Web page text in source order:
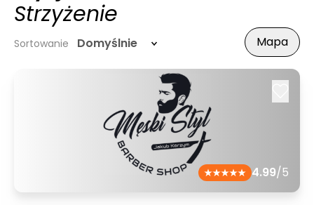
Strzyżenie
Sortowanie Domyślnie Mapa
4.99/5